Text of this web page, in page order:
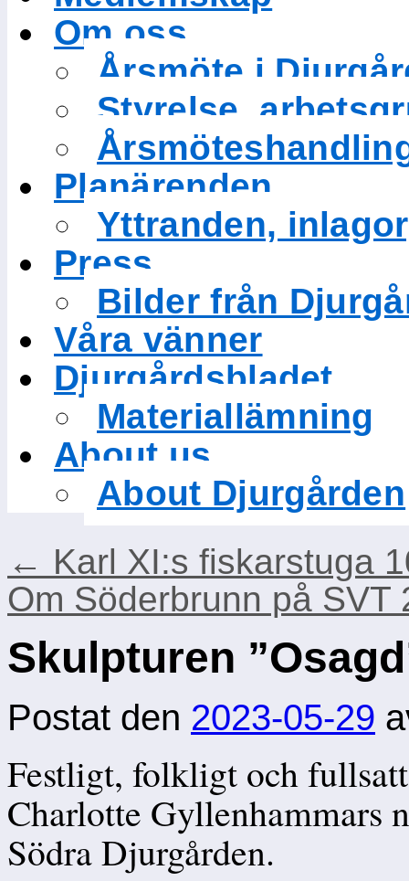
Om oss
Årsmöte i
Styrelse,
Planärenden
Yttranden,
Press
Bilder från
Våra vänner
Djurgårdsbladet
Materiallämning
About us
About Djurgården
← Karl XI:s fiskarstuga
Om Söderbrunn på
Skulpturen
Postat den 2023-05-29
Festligt, folkligt och
Charlotte Gyllenhammars
Södra Djurgården.